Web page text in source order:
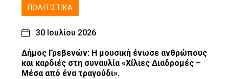
ΠΟΛΙΤΙΣΤΙΚΆ
30 Ιουλίου 2026
Δήμος Γρεβενών: Η μουσική ένωσε ανθρώπους
και καρδιές στη συναυλία «Χίλιες Διαδρομές –
Μέσα από ένα τραγούδι».